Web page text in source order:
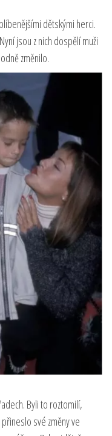
dětskými herci.
jsou z nich dospělí muži
změnilo.
Byli to roztomilí,
své změny ve